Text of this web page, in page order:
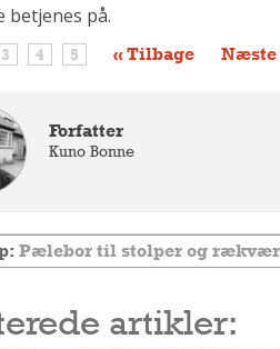
betjenes på.
3 4 5 « Tilbage Næste
Forfatter
Kuno Bonne
Pælebor til stolper og
artikler: